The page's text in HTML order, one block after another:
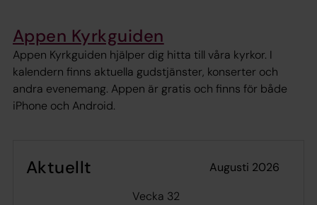
Appen Kyrkguiden
Appen Kyrkguiden hjälper dig hitta till våra kyrkor. I
kalendern finns aktuella gudstjänster, konserter och
andra evenemang. Appen är gratis och finns för både
iPhone och Android.
Aktuellt
augusti 2026
Vecka 32